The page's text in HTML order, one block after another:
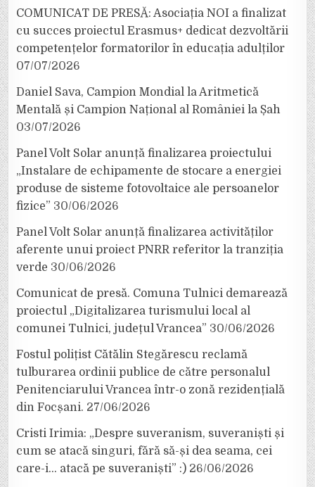
COMUNICAT DE PRESĂ: Asociația NOI a finalizat
cu succes proiectul Erasmus+ dedicat dezvoltării
competențelor formatorilor în educația adulților
07/07/2026
Daniel Sava, Campion Mondial la Aritmetică
Mentală și Campion Național al României la Șah
03/07/2026
Panel Volt Solar anunță finalizarea proiectului
„Instalare de echipamente de stocare a energiei
produse de sisteme fotovoltaice ale persoanelor
fizice” 30/06/2026
Panel Volt Solar anunță finalizarea activităților
aferente unui proiect PNRR referitor la tranziția
verde 30/06/2026
Comunicat de presă. Comuna Tulnici demarează
proiectul „Digitalizarea turismului local al
comunei Tulnici, județul Vrancea” 30/06/2026
Fostul polițist Cătălin Stegărescu reclamă
tulburarea ordinii publice de către personalul
Penitenciarului Vrancea într-o zonă rezidențială
din Focșani. 27/06/2026
Cristi Irimia: „Despre suveranism, suveraniști și
cum se atacă singuri, fără să-și dea seama, cei
care-i… atacă pe suveraniști” :) 26/06/2026